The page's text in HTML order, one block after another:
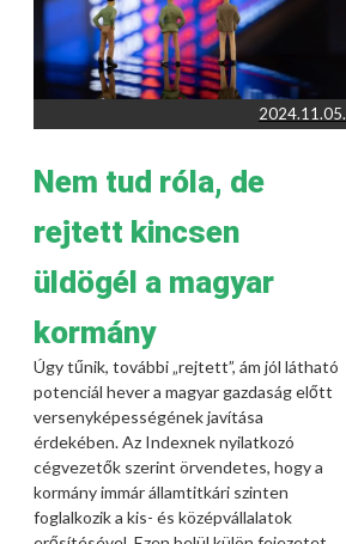
2024.11.05.
Nem tud róla, de
rejtett kincsen
üldögél a magyar
kormány
Úgy tűnik, további „rejtett”, ám jól látható
potenciál hever a magyar gazdaság előtt
versenyképességének javítása
érdekében. Az Indexnek nyilatkozó
cégvezetők szerint örvendetes, hogy a
kormány immár államtitkári szinten
foglalkozik a kis- és középvállalatok